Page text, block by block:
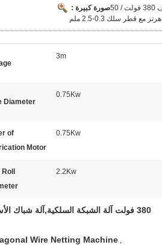
صورة كبيرة :آلة شبكة سلكية ثلاثية الأطراف 380 فولت / 50
هرتز مع قطر سلك 0.3-2.5 ملم
3m
0.75Kw
Diameter:
0.75Kw
of
Motor:
2.2Kw
,
Wire Netting Machine